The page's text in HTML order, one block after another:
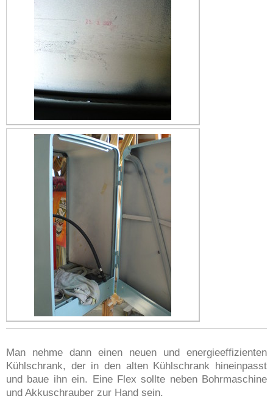
Man nehme dann einen neuen und energieeffizienten
Kühlschrank, der in den alten Kühlschrank hineinpasst
und baue ihn ein. Eine Flex sollte neben Bohrmaschine
und Akkuschrauber zur Hand sein.